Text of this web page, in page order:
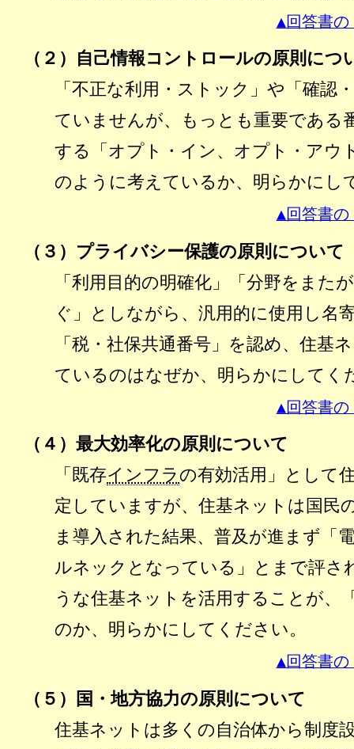
▲回答書の
（２）自己情報コントロールの原則につ
「不正な利用・ストック」や「確認
ていませんが、もっとも重要である
する「オプト・イン、オプト・アウ
のように考えているか、明らかにし
▲回答書の
（３）プライバシー保護の原則について
「利用目的の明確化」「分野をまた
ぐ」としながら、汎用的に使用し名
「税・社保共通番号」を認め、住基
ているのはなぜか、明らかにしてく
▲回答書の
（４）最大効率化の原則について
「既存インフラの有効活用」として
定していますが、住基ネットは国民
ま導入された結果、普及が進まず「
ルネックとなっている」とまで評さ
うな住基ネットを活用することが、
のか、明らかにしてください。
▲回答書の
（５）国・地方協力の原則について
住基ネットは多くの自治体から制度